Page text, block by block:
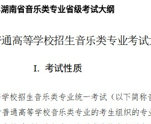
南省音乐类专业省级考试大纲